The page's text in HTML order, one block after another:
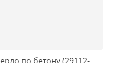
по бетону (29112-